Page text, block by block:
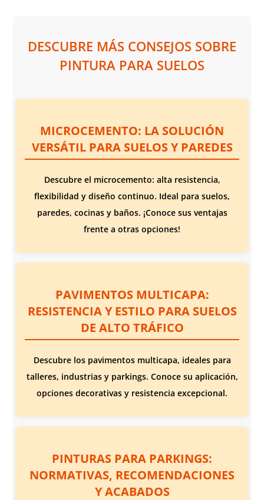
, en presentaciones
1KG, 4KG y 20KG.
Disponible en1KG, 4KG y 20KG
RAL
DESCUBRE MÁS CONSEJOS SOBRE
PINTURA PARA SUELOS
MICROCEMENTO: LA SOLUCIÓN
VERSÁTIL PARA SUELOS Y PAREDES
Descubre el microcemento: alta resistencia,
flexibilidad y diseño continuo. Ideal para suelos,
paredes, cocinas y baños. ¡Conoce sus ventajas
frente a otras opciones!
PAVIMENTOS MULTICAPA:
RESISTENCIA Y ESTILO PARA SUELOS
DE ALTO TRÁFICO
Descubre los pavimentos multicapa, ideales para
talleres, industrias y parkings. Conoce su aplicación,
opciones decorativas y resistencia excepcional.
PINTURAS PARA PARKINGS:
NORMATIVAS, RECOMENDACIONES
Y ACABADOS